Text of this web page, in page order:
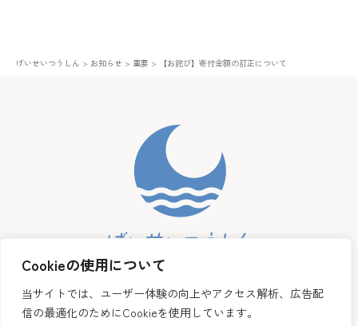
Cookieの使用について
当サイトでは、ユーザー体験の向上やアクセス解析、広告配
信の最適化のためにCookieを使用しています。
げいせいつうしん > お知らせ > 重要 > 【お詫び】寄付金額の訂正について
Follow us